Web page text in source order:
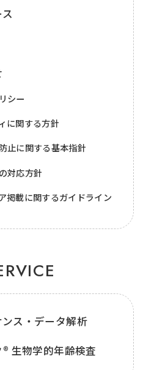
シー
に関する方針
止に関する基本指針
対応方針
掲載に関するガイドライン
ス・データ解析
生物学的年齢検査